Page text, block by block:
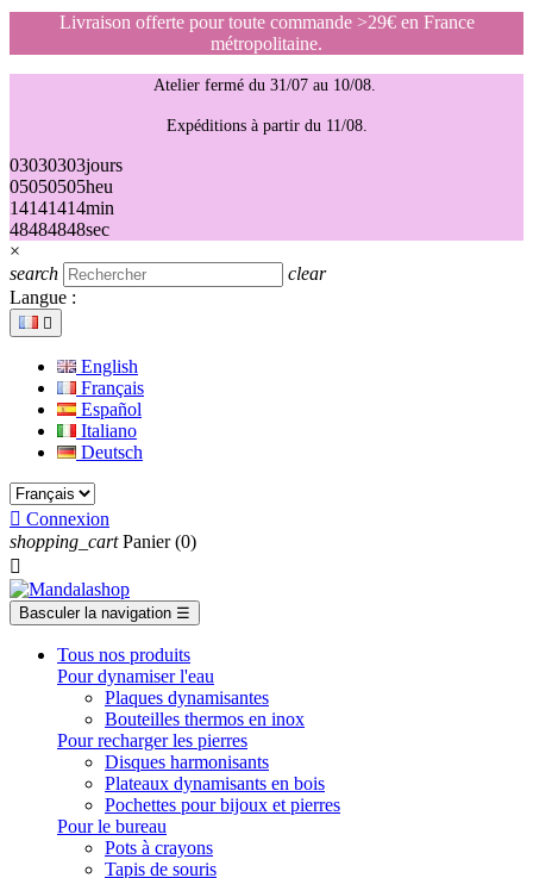
Livraison offerte pour toute commande >29€ en France
métropolitaine.
Atelier fermé du 31/07 au 10/08.
Expéditions à partir du 11/08.
03030303jours
05050505heu
14141414min
48484848sec
×
search
clear
Langue :

English
Français
Español
Italiano
Deutsch
 Connexion
shopping_cart Panier (0)

Basculer la navigation ☰
Tous nos produits
Pour dynamiser l'eau
Plaques dynamisantes
Bouteilles thermos en inox
Pour recharger les pierres
Disques harmonisants
Plateaux dynamisants en bois
Pochettes pour bijoux et pierres
Pour le bureau
Pots à crayons
Tapis de souris